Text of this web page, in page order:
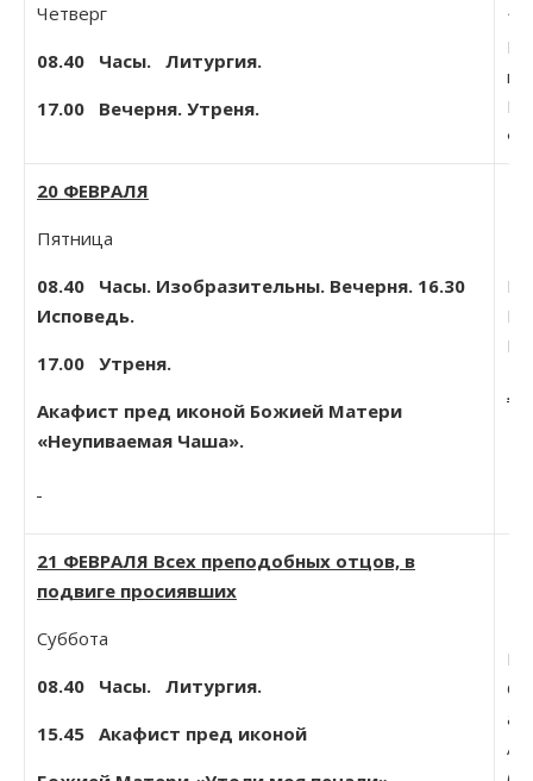
Четверг
08.40 Часы. Литургия.
17.00 Вечерня. Утреня.
20 ФЕВРАЛЯ
Пятница
08.40 Часы. Изобразительны. Вечерня. 16.30
Исповедь.
17.00 Утреня.
Акафист пред иконой Божией Матери
«Неупиваемая Чаша».
21 ФЕВРАЛЯ Всех преподобных отцов, в
подвиге просиявших
Суббота
08.40 Часы. Литургия.
15.45 Акафист пред иконой